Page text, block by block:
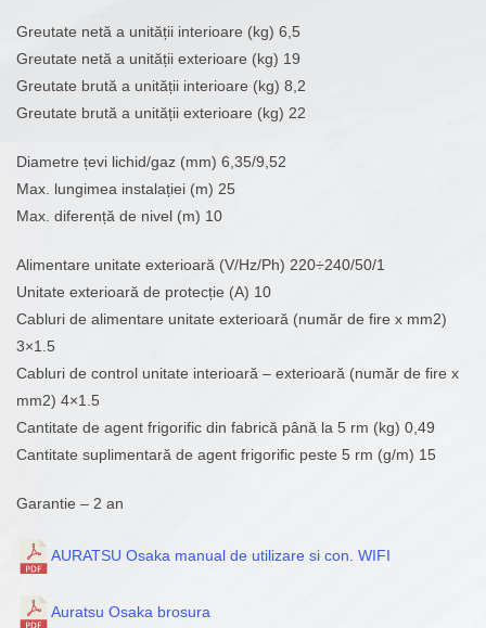
Greutate netă a unității interioare (kg) 6,5
Greutate netă a unității exterioare (kg) 19
Greutate brută a unității interioare (kg) 8,2
Greutate brută a unității exterioare (kg) 22
Diametre țevi lichid/gaz (mm) 6,35/9,52
Max. lungimea instalației (m) 25
Max. diferență de nivel (m) 10
Alimentare unitate exterioară (V/Hz/Ph) 220÷240/50/1
Unitate exterioară de protecție (A) 10
Cabluri de alimentare unitate exterioară (număr de fire x mm2)
3×1.5
Cabluri de control unitate interioară – exterioară (număr de fire x
mm2) 4×1.5
Cantitate de agent frigorific din fabrică până la 5 rm (kg) 0,49
Cantitate suplimentară de agent frigorific peste 5 rm (g/m) 15
Garantie – 2 an
AURATSU Osaka manual de utilizare si con. WIFI
Auratsu Osaka brosura